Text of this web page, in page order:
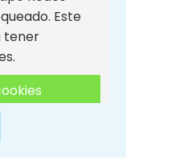
Este
tener
de Redes